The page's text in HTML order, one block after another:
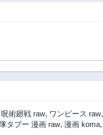
第3話
2年前
呪術廻戦 raw, ワンピース raw,
タブー 漫画 raw, 漫画 koma,